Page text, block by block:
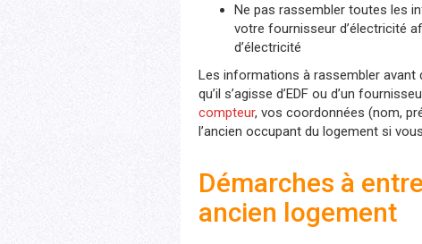
Ne pas rassembler toutes les
votre fournisseur d’électricité
d’électricité
Les informations à rassembler
qu’il s’agisse d’EDF ou d’un
compteur, vos coordonnées (nom,
l’ancien occupant du logement si
Démarches à
ancien logement